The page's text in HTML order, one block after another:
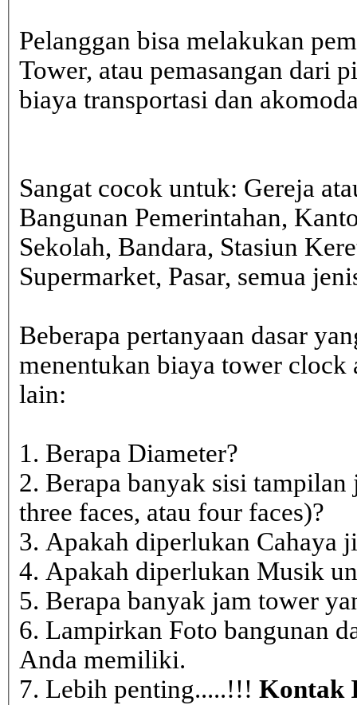
Pelanggan bisa melakukan
Tower, atau pemasangan dari
biaya transportasi dan
Sangat cocok untuk: Gereja
Bangunan Pemerintahan,
Sekolah, Bandara, Stasiun
Supermarket, Pasar, semua
Beberapa pertanyaan dasar
menentukan biaya tower clock
lain:
1. Berapa Diameter?
2. Berapa banyak sisi
three faces, atau four faces)?
3. Apakah diperlukan Cahaya
4. Apakah diperlukan Musik
5. Berapa banyak jam tower
6. Lampirkan Foto bangunan
Anda memiliki.
7. Lebih penting.....!!! Kontak